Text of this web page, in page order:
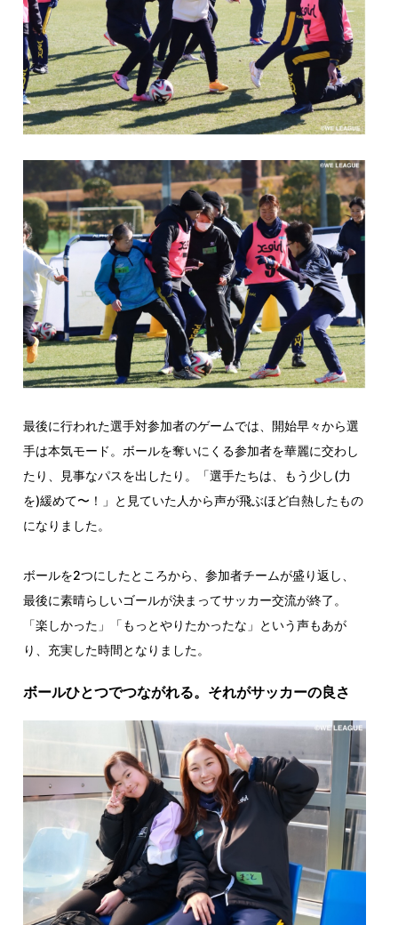
最後に行われた選手対参加者のゲームでは、開始早々から選
手は本気モード。ボールを奪いにくる参加者を華麗に交わし
たり、見事なパスを出したり。「選手たちは、もう少し(力
を)緩めて〜！」と見ていた人から声が飛ぶほど白熱したもの
になりました。
ボールを2つにしたところから、参加者チームが盛り返し、
最後に素晴らしいゴールが決まってサッカー交流が終了。
「楽しかった」「もっとやりたかったな」という声もあが
り、充実した時間となりました。
ボールひとつでつながれる。それがサッカーの良さ